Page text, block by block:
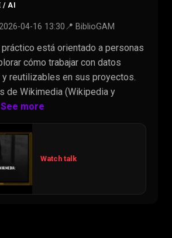
/ AI
04-16 13:30📍 BiblioGAM
está orientado a personas
cómo trabajar con datos
reutilizables en sus proyectos.
de Wikimedia (Wikipedia y
See more
Watch talk